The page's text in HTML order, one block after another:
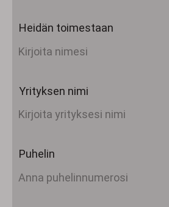
Heidän toimestaan
Yrityksen nimi
Puhelin